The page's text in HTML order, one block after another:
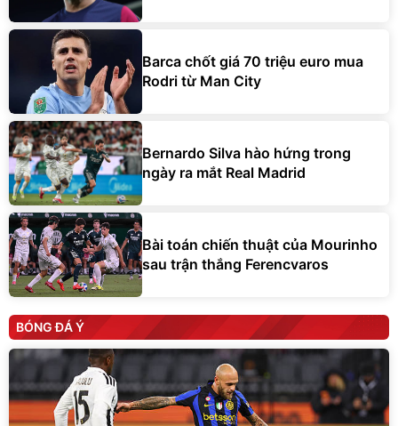
Barca chốt giá 70 triệu euro mua
Rodri từ Man City
Bernardo Silva hào hứng trong
ngày ra mắt Real Madrid
Bài toán chiến thuật của Mourinho
sau trận thắng Ferencvaros
BÓNG ĐÁ Ý